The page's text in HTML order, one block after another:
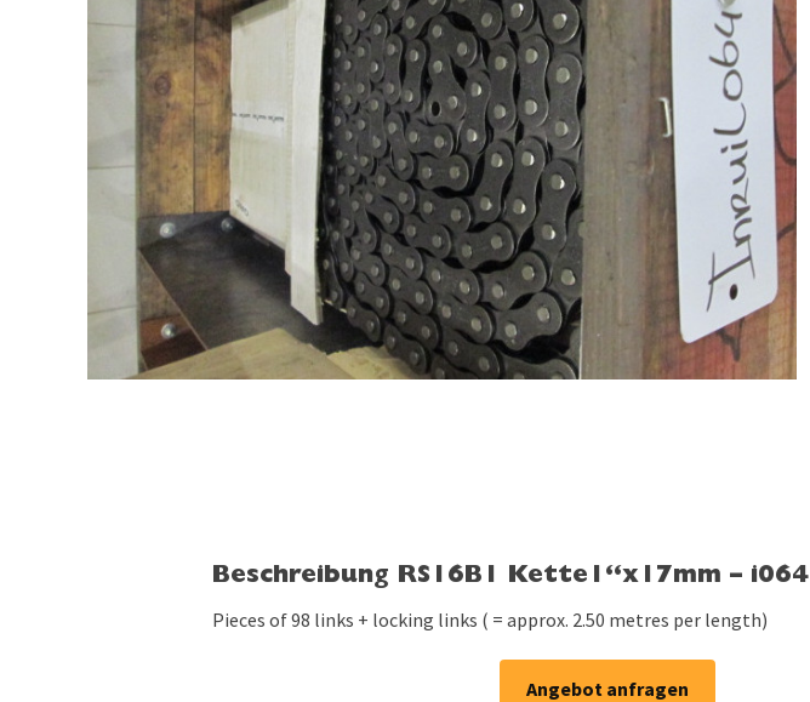
Beschreibung RS16B1 Kette1“x17mm – i064
Pieces of 98 links + locking links ( = approx. 2.50 metres per length)
Angebot anfragen